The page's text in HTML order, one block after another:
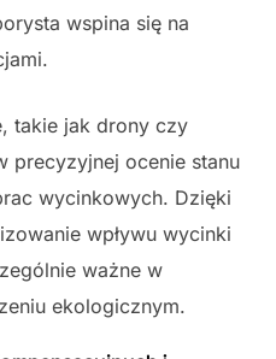
wspina się na
takie jak drony czy
precyzyjnej ocenie stanu
wycinkowych. Dzięki
wpływu wycinki
ważne w
ekologicznym.